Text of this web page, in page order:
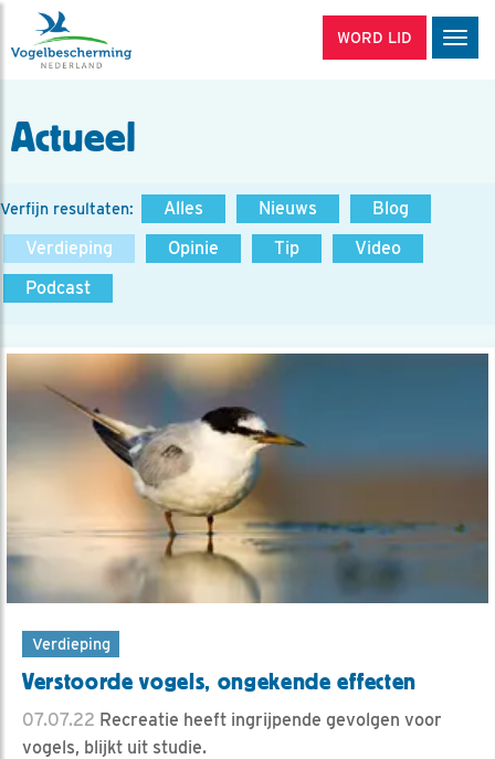
WORD LID
Actueel
Verfijn resultaten: Alles Nieuws
Blog
Verdieping
Opinie Tip
Video
Podcast
Verdieping
Verstoorde vogels, ongekende effecten
07.07.22 Recreatie heeft ingrijpende gevolgen voor
vogels, blijkt uit studie.